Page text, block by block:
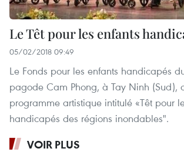
Le Têt pour les enfants
05/02/2018 09:49
Le Fonds pour les enfants handicapés
pagode Cam Phong, à Tay Ninh (Sud),
programme artistique intitulé «Têt pour
handicapés des régions inondables".
VOIR PLUS